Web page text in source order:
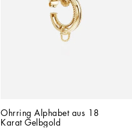
Ohrring Alphabet aus 18
Karat Gelbgold